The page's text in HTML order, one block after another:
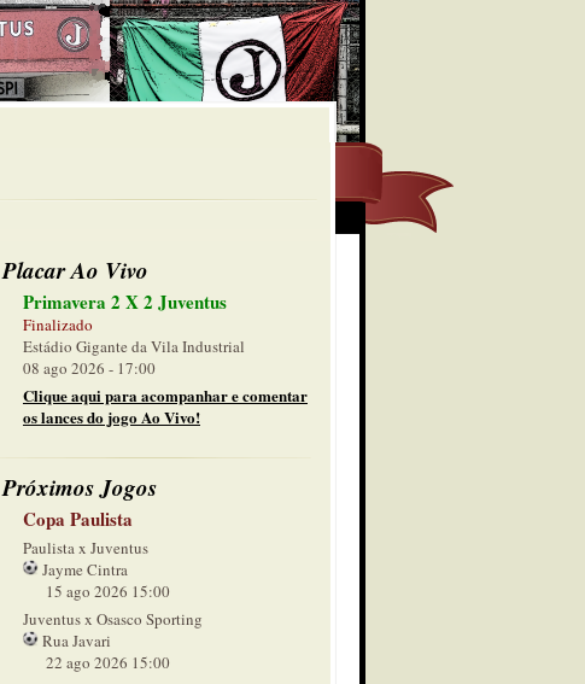
Placar Ao Vivo
Primavera 2 X 2 Juventus
Finalizado
Estádio Gigante da Vila Industrial
08 ago 2026 - 17:00
Clique aqui para acompanhar e comentar
os lances do jogo Ao Vivo!
Próximos Jogos
Copa Paulista
Paulista x Juventus
Jayme Cintra
15 ago 2026 15:00
Juventus x Osasco Sporting
Rua Javari
22 ago 2026 15:00